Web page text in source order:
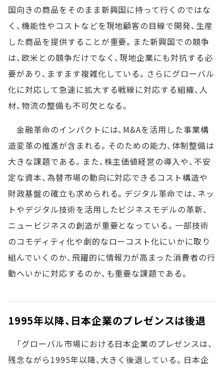
国向きの商品をそのまま新興国に持って行くのではな
く、機能性やコストなどを現地顧客の目線で開発、生産
した商品を提供することが重要。また新興国での競争
は、欧米との競争だけでなく、現地企業にも対抗する必
要があり、ますます複雑化している。さらにグローバル
化に対応して急速に拡大する戦線に対応する組織、人
材、物流の整備も不可欠となる。
金融革命のインパクトには、M&Aを活用した事業構
造変革の推進が含まれる。そのための能力、体制整備は
大きな課題である。また、株主価値経営の導入や、不安
定な資本、為替市場の動向に対応できるコスト構造や
財政基盤の確立も求められる。デジタル革命では、ネッ
トやデジタル技術を活用したビジネスモデルの革新、
ニュービジネスの創造が重要となっている。一部技術
のコモディティ化や劇的なローコスト化にいかに取り
組んでいくのか、飛躍的に情報力が高まった消費者の行
動へいかに対応するのか、も重要な課題である。
1995年以降、日本企業のプレゼンスは後退
「グローバル市場における日本企業のプレゼンスは、
残念ながら1995年以降、大きく後退している。日本企